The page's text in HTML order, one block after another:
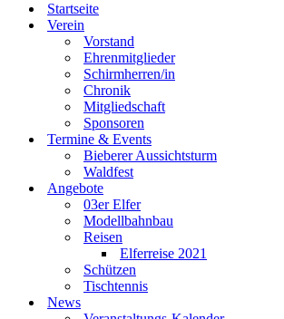
Startseite
Verein
Vorstand
Ehrenmitglieder
Schirmherren/in
Chronik
Mitgliedschaft
Sponsoren
Termine & Events
Bieberer Aussichtsturm
Waldfest
Angebote
03er Elfer
Modellbahnbau
Reisen
Elferreise 2021
Schützen
Tischtennis
News